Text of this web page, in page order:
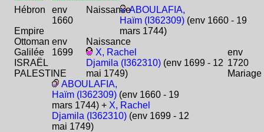
Hébron
Empire
Ottoman
Galilée
ISRAËL
PALESTINE
env
1660
NaissanceABOULAFIA,
Haïm (I362309) (env 1660 - 19
mars 1744)
env
1699
Naissance
X, Rachel
Djamila (I362310)(env 1699 - 12
mai 1749)
env
1720
Mariage
ABOULAFIA,
Haïm (I362309) (env 1660 - 19
mars 1744) + X, Rachel
Djamila (I362310) (env 1699 - 12
mai 1749)